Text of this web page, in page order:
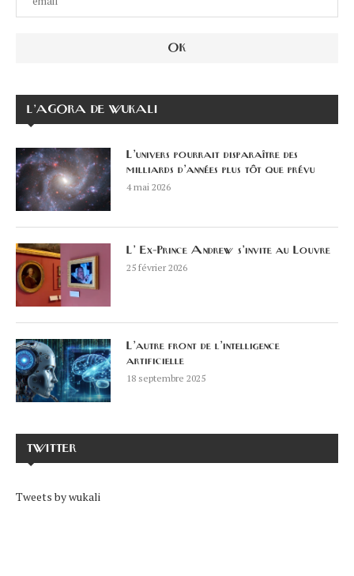
L’AGORA DE WUKALI
L’univers pourrait disparaître des
milliards d’années plus tôt que prévu
4 mai 2026
L’ Ex-Prince Andrew s’invite au Louvre
25 février 2026
L’autre front de l’intelligence
artificielle
18 septembre 2025
TWITTER
Tweets by wukali